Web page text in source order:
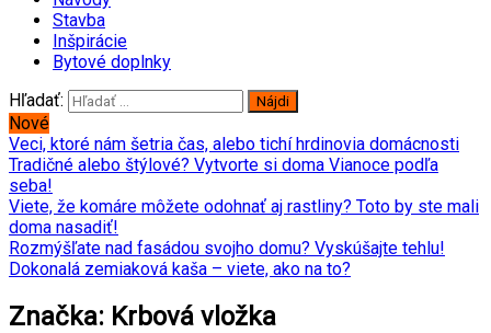
Stavba
Inšpirácie
Bytové doplnky
Hľadať:
Nové
Veci, ktoré nám šetria čas, alebo tichí hrdinovia domácnosti
Tradičné alebo štýlové? Vytvorte si doma Vianoce podľa
seba!
Viete, že komáre môžete odohnať aj rastliny? Toto by ste mali
doma nasadiť!
Rozmýšľate nad fasádou svojho domu? Vyskúšajte tehlu!
Dokonalá zemiaková kaša – viete, ako na to?
Značka: Krbová vložka